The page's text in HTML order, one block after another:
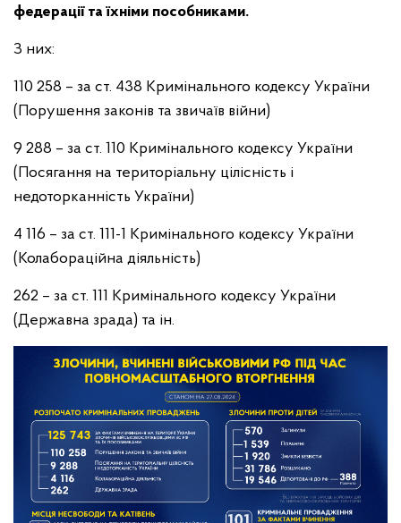
федерації та їхніми пособниками.
З них:
110 258 – за ст. 438 Кримінального кодексу України
(Порушення законів та звичаїв війни)
9 288 – за ст. 110 Кримінального кодексу України
(Посягання на територіальну цілісність і
недоторканність України)
4 116 – за ст. 111-1 Кримінального кодексу України
(Колабораційна діяльність)
262 – за ст. 111 Кримінального кодексу України
(Державна зрада) та ін.